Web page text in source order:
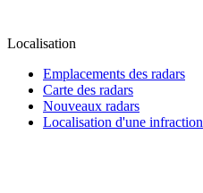
Localisation
Emplacements des radars
Carte des radars
Nouveaux radars
Localisation d'une infraction